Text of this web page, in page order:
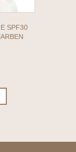
SPF30
weist
Die